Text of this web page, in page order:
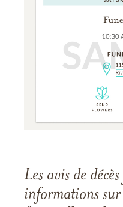
Les avis de
informations sur